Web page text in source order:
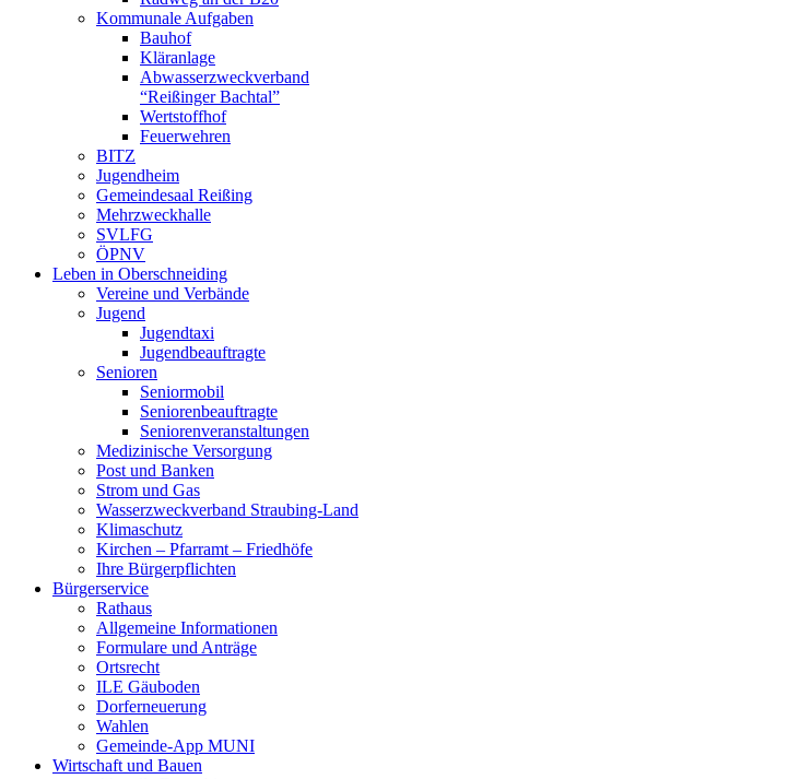
Kommunale Aufgaben
Bauhof
Kläranlage
Abwasserzweckverband
“Reißinger Bachtal”
Wertstoffhof
Feuerwehren
BITZ
Jugendheim
Gemeindesaal Reißing
Mehrzweckhalle
SVLFG
ÖPNV
Leben in Oberschneiding
Vereine und Verbände
Jugend
Jugendtaxi
Jugendbeauftragte
Senioren
Seniormobil
Seniorenbeauftragte
Seniorenveranstaltungen
Medizinische Versorgung
Post und Banken
Strom und Gas
Wasserzweckverband Straubing-Land
Klimaschutz
Kirchen – Pfarramt – Friedhöfe
Ihre Bürgerpflichten
Bürgerservice
Rathaus
Allgemeine Informationen
Formulare und Anträge
Ortsrecht
ILE Gäuboden
Dorferneuerung
Wahlen
Gemeinde-App MUNI
Wirtschaft und Bauen